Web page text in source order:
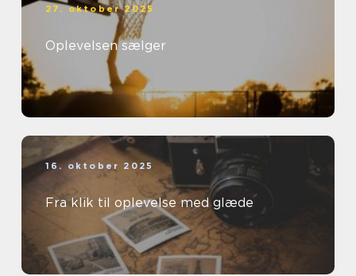
27. oktober 2025
Oplevelsen sælger
16. oktober 2025
Fra klik til oplevelse med glæde